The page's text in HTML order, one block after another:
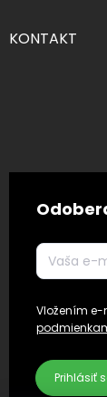
KONTAKT
Vložením
Prihlásiť